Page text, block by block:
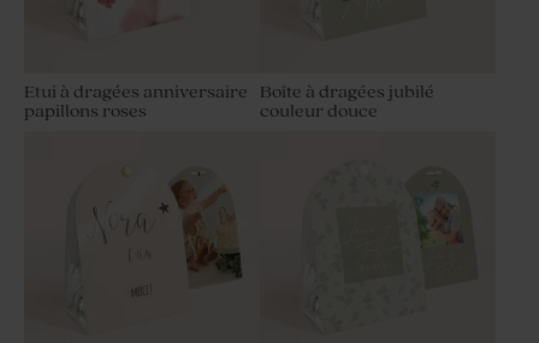
Etui à dragées anniversaire
papillons roses
Boîte à dragées jubilé
couleur douce